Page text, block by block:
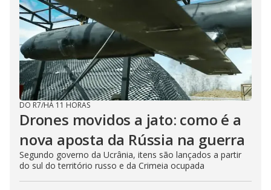
DO R7/HÁ 11 HORAS
Drones movidos a jato: como é a
nova aposta da Rússia na guerra
Segundo governo da Ucrânia, itens são lançados a partir
do sul do território russo e da Crimeia ocupada